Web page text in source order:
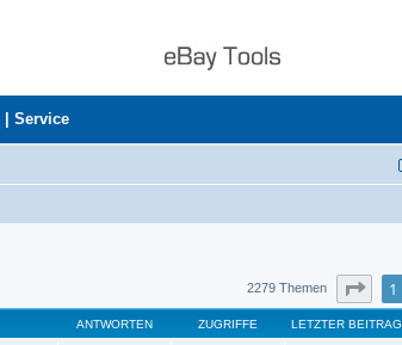
Service
2279 Themen Seite1
ANTWORTEN ZUGRIFFE LETZTER BEITRAG